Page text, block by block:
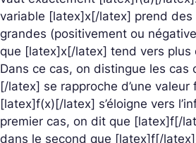
variable [latex]x[/latex] prend des
grandes (positivement ou
que [latex]x[/latex] tend vers plus
Dans ce cas, on distingue les cas
[/latex] se rapproche d’une valeur
[latex]f(x)[/latex] s’éloigne vers
premier cas, on dit que [latex]f[/
dans le second que [latex]f[/